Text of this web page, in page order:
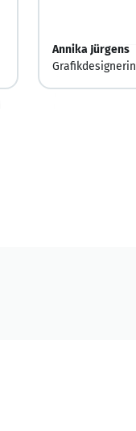
Annika Jürgens
Grafikdesignerin